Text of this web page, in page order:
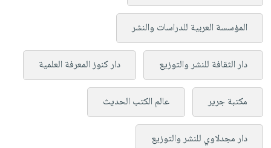
المؤسسة العربية للدراسات والنشر
دار الثقافة للنشر والتوزيع دار كنوز المعرفة العلمية
مكتبة جرير عالم الكتب الحديث
دار مجدلاوي للنشر والتوزيع